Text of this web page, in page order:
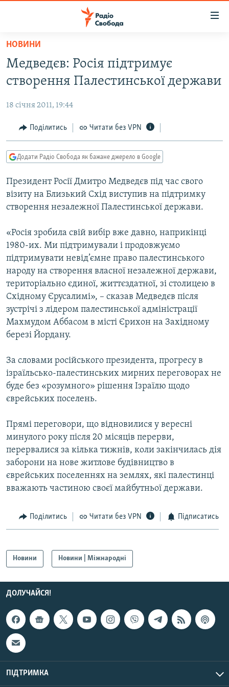
Перейти
основного
матеріалу
Перейти
до
навігації
Перейти
до
ВСЕ ЗА ДОБУ
СТАТТІ
ПОЛІТИКА
ЕКОНОМІКА
КУЛЬТУРА
СПОРТ
УКРАЇНА
ВІЙНА
РОСІЙСЬКА «ФІЛЬТРАЦІЯ»
КРИМ.РЕАЛІЇ
ТИ ЯК?
СХЕМИ
МУЛЬТИМЕДІА
ФОТО
СПЕЦПРОЄКТИ
ПОДКАСТИ
КРИМ РЕАЛІЇ
РУС
КТАТ
ДОЛУЧАЙСЯ!
Усі сайти RFE/RL
НОВИНИ
Медведєв: Росія підтримує
створення Палестинської держави
18 січня 2011, 19:44
Поділитись Читати без VPN
Додати Радіо Свобода як бажане джерело в Google
Президент Росії Дмитро Медведєв під час свого
візиту на Близький Схід виступив на підтримку
створення незалежної Палестинської держави.
«Росія зробила свій вибір вже давно, наприкінці
1980-их. Ми підтримували і продовжуємо
підтримувати невід’ємне право палестинського
народу на створення власної незалежної держави,
територіально єдиної, життєздатної, зі столицею в
Східному Єрусалимі», – сказав Медведєв після
зустрічі з лідером палестинської адміністрації
Махмудом Аббасом в місті Єрихон на Західному
березі Йордану.
За словами російського президента, прогресу в
ізраїльсько-палестинських мирних переговорах не
буде без «розумного» рішення Ізраїлю щодо
єврейських поселень.
Прямі переговори, що відновилися у вересні
минулого року після 20 місяців перерви,
перервалися за кілька тижнів, коли закінчилась дія
заборони на нове житлове будівництво в
єврейських поселеннях на землях, які палестинці
вважають частиною своєї майбутньої держави.
Поділитись Читати без VPN Підписатись
Новини Новини | Міжнародні
ДОЛУЧАЙСЯ!
ПІДТРИМКА